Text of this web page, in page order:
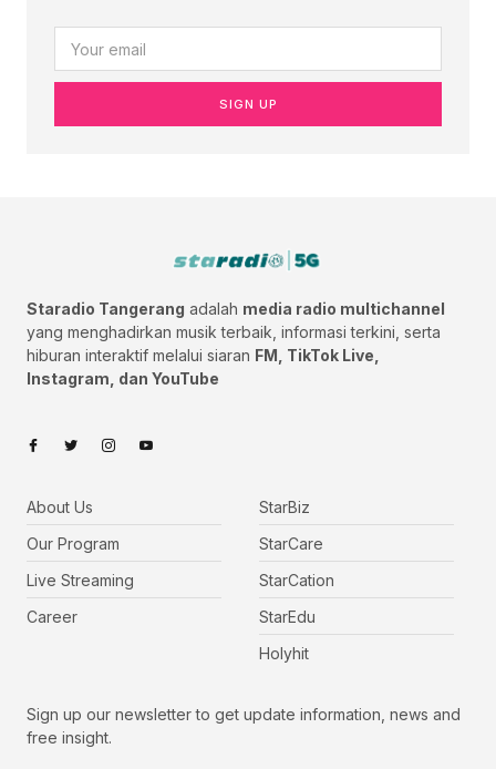
SIGN UP
Staradio Tangerang adalah media radio multichannel
yang menghadirkan musik terbaik, informasi terkini, serta
hiburan interaktif melalui siaran FM, TikTok Live,
Instagram, dan YouTube
About Us
Our Program
Live Streaming
Career
StarBiz
StarCare
StarCation
StarEdu
Holyhit
Sign up our newsletter to get update information, news and
free insight.